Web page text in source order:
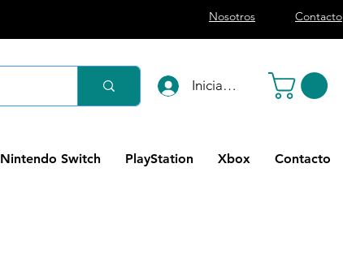
Nosotros Contacto
Iniciar sesión
Nintendo Switch PlayStation Xbox Contacto